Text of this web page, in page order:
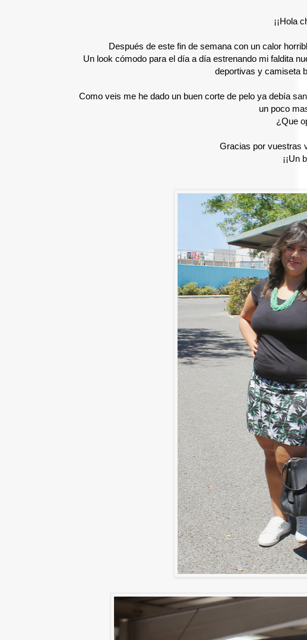
¡¡Hola
Después de este fin de semana con un calor
Un look cómodo para el día a día estrenando mi faldita
deportivas y camiseta
Como veis me he dado un buen corte de pelo ya debía
un poco
¿Que
Gracias por vuestras
¡¡Un